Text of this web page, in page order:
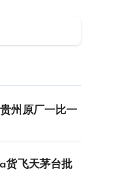
州原厂一比一
货飞天茅台批